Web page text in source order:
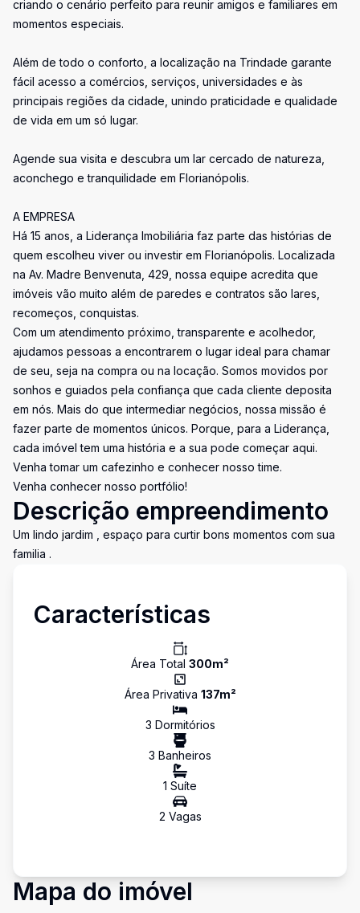
criando o cenário perfeito para reunir amigos e familiares em
momentos especiais.
Além de todo o conforto, a localização na Trindade garante
fácil acesso a comércios, serviços, universidades e às
principais regiões da cidade, unindo praticidade e qualidade
de vida em um só lugar.
Agende sua visita e descubra um lar cercado de natureza,
aconchego e tranquilidade em Florianópolis.
A EMPRESA
Há 15 anos, a Liderança Imobiliária faz parte das histórias de
quem escolheu viver ou investir em Florianópolis. Localizada
na Av. Madre Benvenuta, 429, nossa equipe acredita que
imóveis vão muito além de paredes e contratos são lares,
recomeços, conquistas.
Com um atendimento próximo, transparente e acolhedor,
ajudamos pessoas a encontrarem o lugar ideal para chamar
de seu, seja na compra ou na locação. Somos movidos por
sonhos e guiados pela confiança que cada cliente deposita
em nós. Mais do que intermediar negócios, nossa missão é
fazer parte de momentos únicos. Porque, para a Liderança,
cada imóvel tem uma história e a sua pode começar aqui.
Venha tomar um cafezinho e conhecer nosso time.
Venha conhecer nosso portfólio!
Descrição empreendimento
Um lindo jardim , espaço para curtir bons momentos com sua
familia .
Características
Área Total 300m²
Área Privativa 137m²
3 Dormitórios
3 Banheiros
1 Suíte
2 Vagas
Mapa do imóvel